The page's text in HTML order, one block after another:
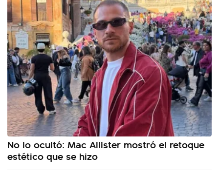
No lo ocultó: Mac Allister mostró el retoque
estético que se hizo